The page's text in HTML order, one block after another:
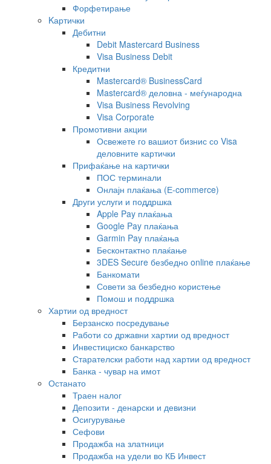
Форфетирање
Kартички
Дебитни
Debit Mastercard Business
Visa Business Debit
Кредитни
Mastercard® BusinessCard
Mastercard® деловна - меѓународна
Visa Business Revolving
Visa Corporate
Промотивни акции
Освежете го вашиот бизнис со Visa
деловните картички
Прифаќање на картички
ПОС терминали
Онлајн плаќања (Е-commerce)
Други услуги и поддршка
Apple Pay плаќања
Google Pay плаќања
Garmin Pay плаќања
Бесконтактно плаќање
3DES Secure безбедно online плаќање
Банкомати
Совети за безбедно користење
Помош и поддршка
Хартии од вредност
Берзанско посредување
Работи со државни хартии од вредност
Инвестициско банкарство
Старателски работи над хартии од вредност
Банка - чувар на имот
Останато
Траен налог
Депозити - денарски и девизни
Осигурување
Сефови
Продажба на златници
Продажба на удели во КБ Инвест